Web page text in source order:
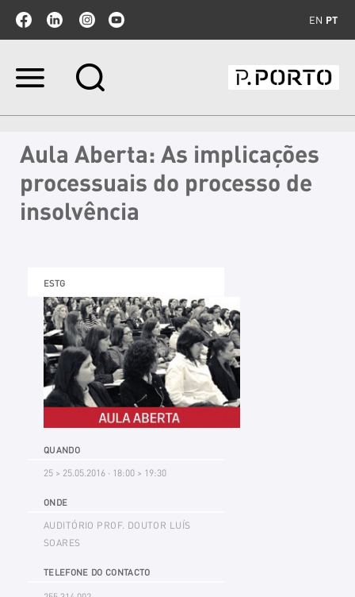
EN PT
Ir
para
navegação
Aula Aberta: As implicações
processuais do processo de
insolvência
ESTG
QUANDO
25 > 25.05.2016 · 18:00 > 19:30
ONDE
AUDITÓRIO PROF. DOUTOR LUÍS
SOARES
TELEFONE DO CONTACTO